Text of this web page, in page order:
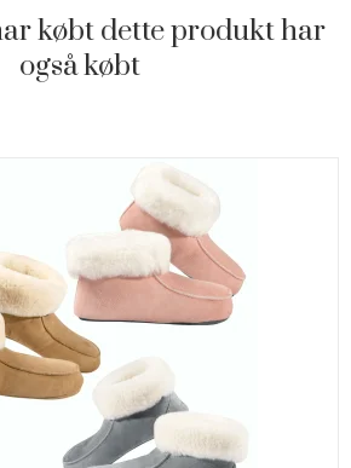
købt dette produkt har
også købt